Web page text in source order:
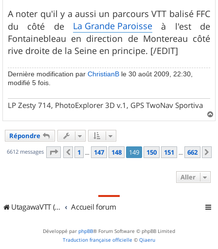
A noter qu'il y a aussi un parcours VTT balisé FFC
du côté de La Grande Paroisse à l'est de
Fontainebleau en direction de Montereau côté
rive droite de la Seine en principe. [/EDIT]
Dernière modification par ChristianB le 30 août 2009, 22:30,
modifié 5 fois.
LP Zesty 714, PhotoExplorer 3D v.1, GPS TwoNav Sportiva
a
Répondre
6612 messages Page 149 sur662
Précédent
1 … 147 148 149 150 151 … 662
Aller
UtagawaVTT (Randos VTT et VTTAE avec traces GPS) Accueil forum
Développé par phpBB® Forum Software © phpBB Limited
Traduction française officielle © Qiaeru